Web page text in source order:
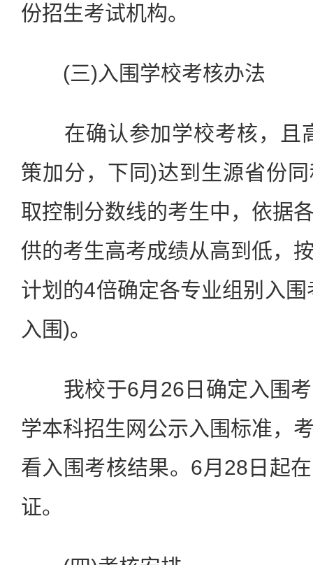
份招生考试机构。
(三)入围学校考核办法
在确认参加学校考核，且
策加分，下同)达到生源省份
取控制分数线的考生中，依据
供的考生高考成绩从高到低，
计划的4倍确定各专业组别入
入围)。
我校于6月26日确定入围考
学本科招生网公示入围标准，
看入围考核结果。6月28日起
证。